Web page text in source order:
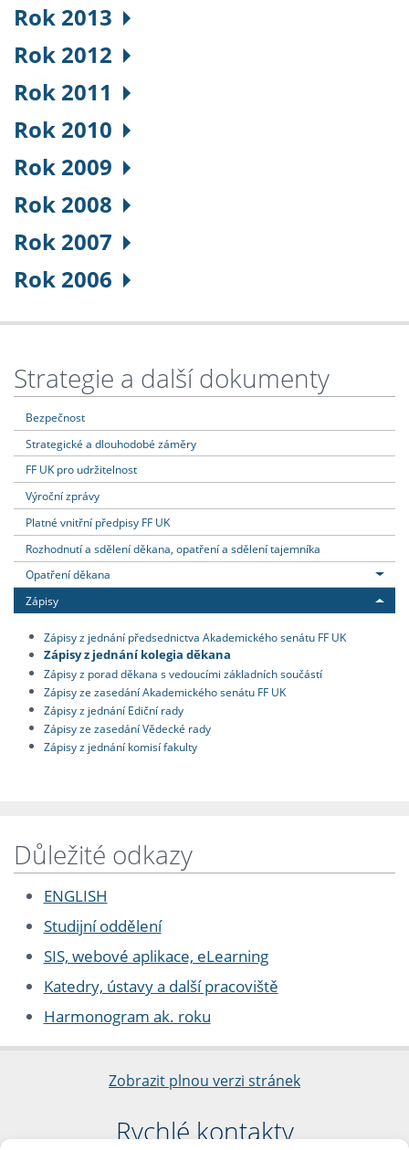
Rok 2013
Rok 2012
Rok 2011
Rok 2010
Rok 2009
Rok 2008
Rok 2007
Rok 2006
Strategie a další dokumenty
Bezpečnost
Strategické a dlouhodobé záměry
FF UK pro udržitelnost
Výroční zprávy
Platné vnitřní předpisy FF UK
Rozhodnutí a sdělení děkana, opatření a sdělení tajemníka
Opatření děkana
Zápisy
Zápisy z jednání předsednictva Akademického senátu FF UK
Zápisy z jednání kolegia děkana
Zápisy z porad děkana s vedoucími základních součástí
Zápisy ze zasedání Akademického senátu FF UK
Zápisy z jednání Ediční rady
Zápisy ze zasedání Vědecké rady
Zápisy z jednání komisí fakulty
Důležité odkazy
ENGLISH
Studijní oddělení
SIS, webové aplikace, eLearning
Katedry, ústavy a další pracoviště
Harmonogram ak. roku
Zobrazit plnou verzi stránek
Rychlé kontakty